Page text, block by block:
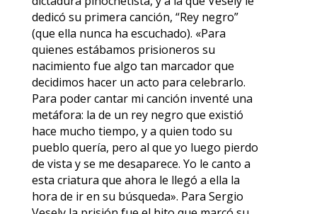
dedicó su primera canción, “Rey negro”
(que ella nunca ha escuchado). «Para
quienes estábamos prisioneros su
nacimiento fue algo tan marcador que
decidimos hacer un acto para celebrarlo.
Para poder cantar mi canción inventé una
metáfora: la de un rey negro que existió
hace mucho tiempo, y a quien todo su
pueblo quería, pero al que yo luego pierdo
de vista y se me desaparece. Yo le canto a
esta criatura que ahora le llegó a ella la
hora de ir en su búsqueda». Para Sergio